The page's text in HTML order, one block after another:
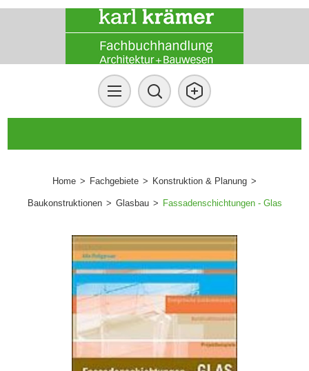
Home > Fachgebiete > Konstruktion & Planung >
Baukonstruktionen > Glasbau > Fassadenschichtungen - Glas